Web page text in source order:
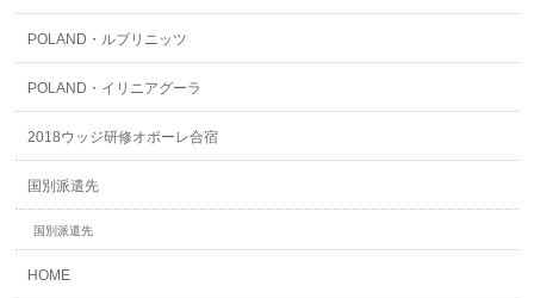
POLAND・ルブリニッツ
POLAND・イリニアグーラ
2018ウッジ研修オポーレ合宿
国別派遣先
国別派遣先
HOME